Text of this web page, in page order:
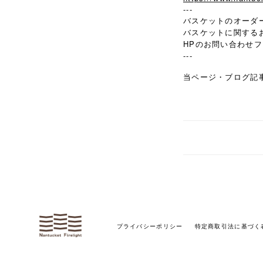
---
バスケットのオーダ
バスケットに関する
HPのお問い合わせ
---
当ページ・ブログ記
プライバシーポリシー 特定商取引法に基づく